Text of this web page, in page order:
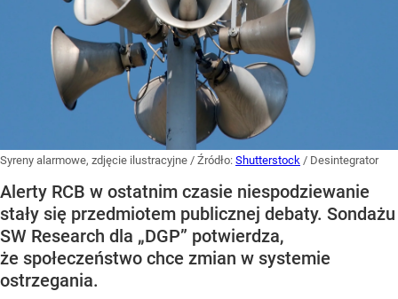
Syreny alarmowe, zdjęcie ilustracyjne / Źródło: Shutterstock / Desintegrator
Alerty RCB w ostatnim czasie niespodziewanie
stały się przedmiotem publicznej debaty. Sondażu
SW Research dla „DGP” potwierdza,
że społeczeństwo chce zmian w systemie
ostrzegania.